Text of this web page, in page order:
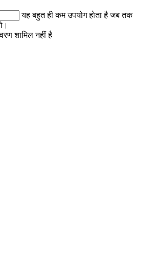
यह बहुत ही कम उपयोग होता है जब तक
शामिल नहीं है